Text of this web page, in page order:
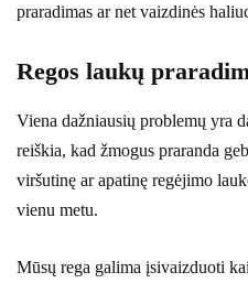
praradimas ar net vaizdinės
Regos laukų
Viena dažniausių problemų yra
reiškia, kad žmogus praranda
viršutinę ar apatinę regėjimo
vienu metu.
Mūsų rega galima įsivaizduoti